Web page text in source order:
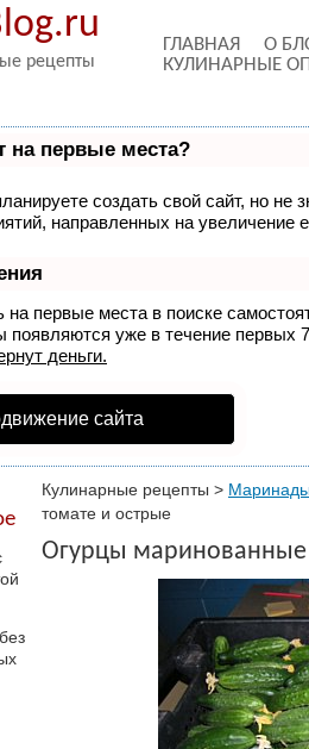
рецепты
ГЛАВНАЯ
О
КУЛИНАРНЫЕ
на первые места?
создать свой сайт, но не
направленных на увеличение
на первые места в поиске
появляются уже в течение первых
деньги.
сайта
Кулинарные рецепты >
томате и острые
Огурцы маринованные